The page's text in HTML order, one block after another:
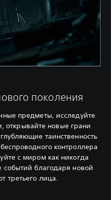
поколения
предметы, исследуйте
открывайте новые грани
таинственность
контроллера
с миром как никогда
благодаря новой
третьего лица.